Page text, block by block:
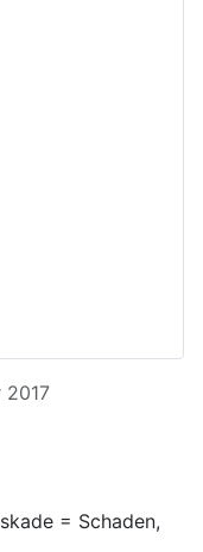
2017
= Schaden,